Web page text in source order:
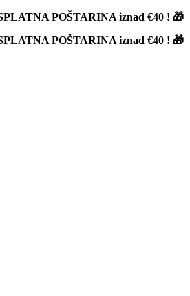
POŠTARINA iznad €40 ! 🎁
POŠTARINA iznad €40 ! 🎁